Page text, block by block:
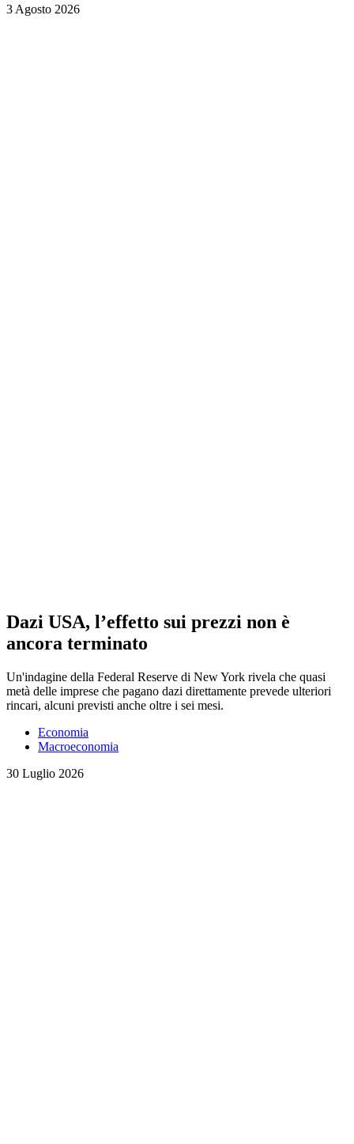
3 Agosto 2026
Dazi USA, l’effetto sui prezzi non è
ancora terminato
Un'indagine della Federal Reserve di New York rivela che quasi
metà delle imprese che pagano dazi direttamente prevede ulteriori
rincari, alcuni previsti anche oltre i sei mesi.
Economia
Macroeconomia
30 Luglio 2026